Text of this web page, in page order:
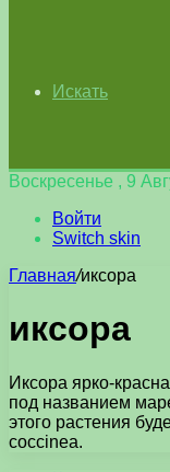
Искать
Воскресенье , 9
Войти
Switch skin
Главная/иксора
иксора
Иксора ярко-
под названием
этого растения
coccinea.